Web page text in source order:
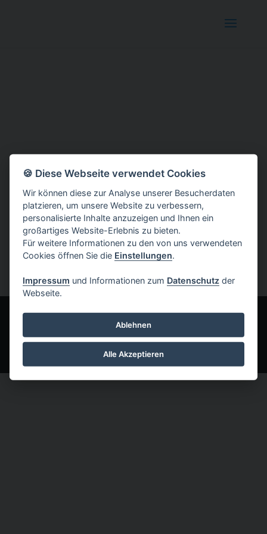
COOKIES KONTAKT
DATENSCHUTZ
IMPRESSUM
Designed byDesigners Inn
🍪 Diese Webseite verwendet Cookies
Wir können diese zur Analyse unserer Besucherdaten
platzieren, um unsere Website zu verbessern,
personalisierte Inhalte anzuzeigen und Ihnen ein
großartiges Website-Erlebnis zu bieten.
Für weitere Informationen zu den von uns verwendeten
Cookies öffnen Sie die Einstellungen.
Impressum und Informationen zum Datenschutz der
Webseite.
Ablehnen
Alle Akzeptieren